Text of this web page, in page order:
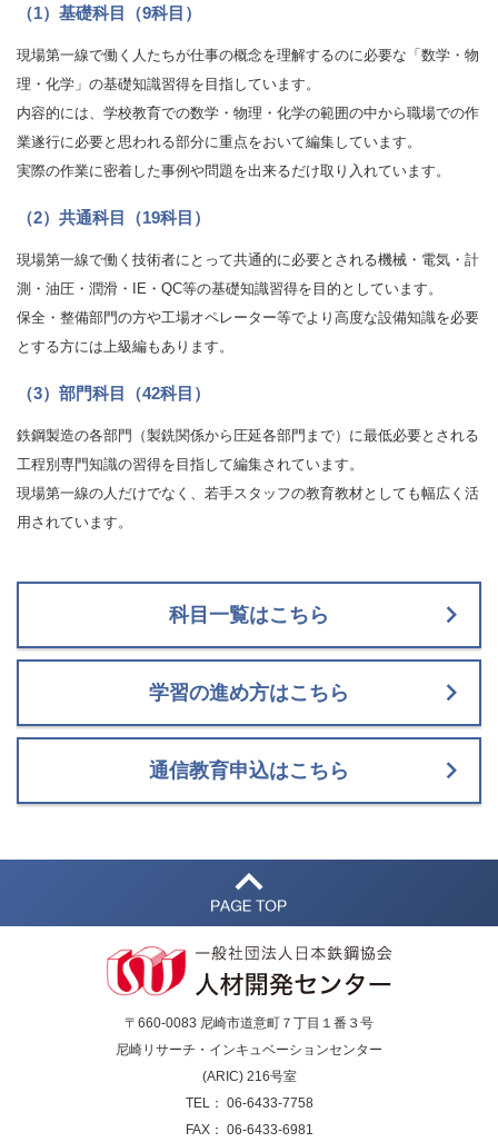
（1）基礎科目（9科目）
現場第一線で働く人たちが仕事の概念を理解するのに必要な「数学・物
理・化学」の基礎知識習得を目指しています。
内容的には、学校教育での数学・物理・化学の範囲の中から職場での作
業遂行に必要と思われる部分に重点をおいて編集しています。
実際の作業に密着した事例や問題を出来るだけ取り入れています。
（2）共通科目（19科目）
現場第一線で働く技術者にとって共通的に必要とされる機械・電気・計
測・油圧・潤滑・IE・QC等の基礎知識習得を目的としています。
保全・整備部門の方や工場オペレーター等でより高度な設備知識を必要
とする方には上級編もあります。
（3）部門科目（42科目）
鉄鋼製造の各部門（製銑関係から圧延各部門まで）に最低必要とされる
工程別専門知識の習得を目指して編集されています。
現場第一線の人だけでなく、若手スタッフの教育教材としても幅広く活
用されています。
科目一覧はこちら
学習の進め方はこちら
通信教育申込はこちら
〒660-0083 尼崎市道意町７丁目１番３号
尼崎リサーチ・インキュベーションセンター
(ARIC) 216号室
TEL： 06-6433-7758
FAX： 06-6433-6981